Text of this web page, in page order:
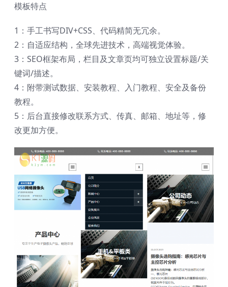
模板特点
1：手工书写DIV+CSS、代码精简无冗余。
2：自适应结构，全球先进技术，高端视觉体验。
3：SEO框架布局，栏目及文章页均可独立设置标题/关
键词/描述。
4：附带测试数据、安装教程、入门教程、安全及备份
教程。
5：后台直接修改联系方式、传真、邮箱、地址等，修
改更加方便。